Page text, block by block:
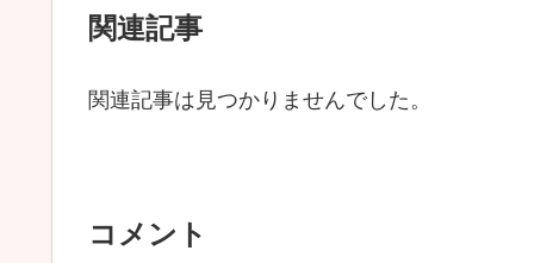
関連記事
関連記事は見つかりませんでした。
コメント